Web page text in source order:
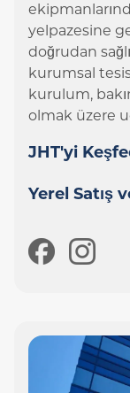
yelpazesine
doğrudan
kurumsal
kurulum,
olmak üzere
JHT'yi
Yerel Satış